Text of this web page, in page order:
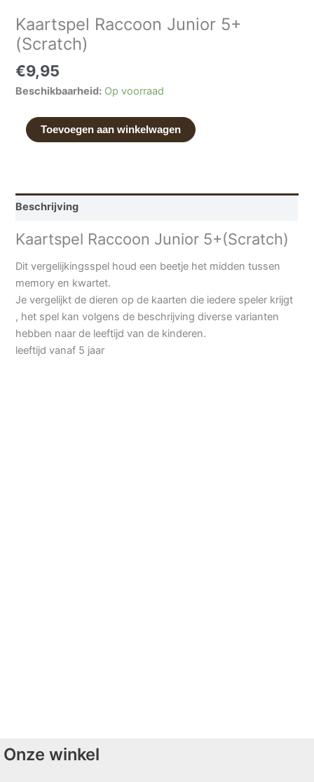
Kaartspel Raccoon Junior 5+
(Scratch)
€9,95
Beschikbaarheid: Op voorraad
Toevoegen aan winkelwagen
Beschrijving
Kaartspel Raccoon Junior 5+(Scratch)
Dit vergelijkingsspel houd een beetje het midden tussen
memory en kwartet.
Je vergelijkt de dieren op de kaarten die iedere speler krijgt
, het spel kan volgens de beschrijving diverse varianten
hebben naar de leeftijd van de kinderen.
leeftijd vanaf 5 jaar
Onze winkel